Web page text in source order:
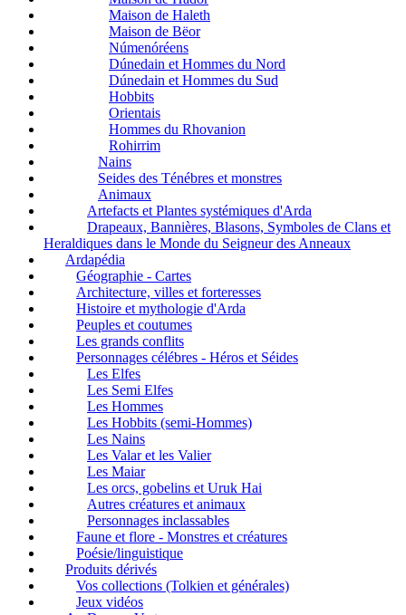
Maison de Haleth
Maison de Bëor
Númenóréens
Dúnedain et Hommes du Nord
Dúnedain et Hommes du Sud
Hobbits
Orientais
Hommes du Rhovanion
Rohirrim
Nains
Seides des Ténébres et monstres
Animaux
Artefacts et Plantes systémiques d'Arda
Drapeaux, Bannières, Blasons, Symboles de Clans et
Heraldiques dans le Monde du Seigneur des Anneaux
Ardapédia
Géographie - Cartes
Architecture, villes et forteresses
Histoire et mythologie d'Arda
Peuples et coutumes
Les grands conflits
Personnages célébres - Héros et Séides
Les Elfes
Les Semi Elfes
Les Hommes
Les Hobbits (semi-Hommes)
Les Nains
Les Valar et les Valier
Les Maiar
Les orcs, gobelins et Uruk Hai
Autres créatures et animaux
Personnages inclassables
Faune et flore - Monstres et créatures
Poésie/linguistique
Produits dérivés
Vos collections (Tolkien et générales)
Jeux vidéos